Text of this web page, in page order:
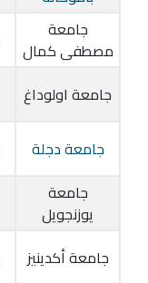
جامعة
مصطفى كمال
جامعة اولوداغ
جامعة دجلة
جامعة
يوزنجويل
جامعة أكدينيز